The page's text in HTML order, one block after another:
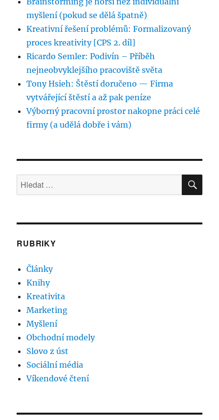
myšlení (pokud se dělá špatně)
Kreativní řešení problémů: Formalizovaný
proces kreativity [CPS 2. díl]
Ricardo Semler: Podivín – Příběh
nejneobvyklejšího pracoviště světa
Tony Hsieh: Štěstí doručeno — Firma
vytvářející štěstí a až pak peníze
Výborný pracovní prostor nakopne práci celé
firmy (a udělá dobře i vám)
Hledat:
RUBRIKY
Články
Knihy
Kreativita
Marketing
Myšlení
Obchodní modely
Slovo z úst
Sociální média
Víkendové čtení